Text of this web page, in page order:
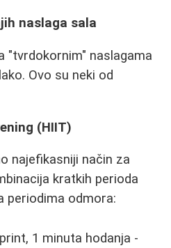
naslaga sala
"tvrdokornim" naslagama
Ovo su neki od
(HIIT)
najefikasniji način za
kratkih perioda
periodima odmora:
1 minuta hodanja -